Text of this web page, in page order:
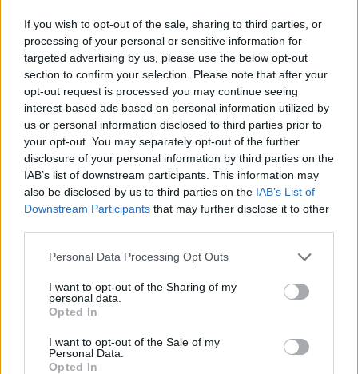
If you wish to opt-out of the sale, sharing to third parties, or
processing of your personal or sensitive information for
targeted advertising by us, please use the below opt-out
section to confirm your selection. Please note that after your
opt-out request is processed you may continue seeing
interest-based ads based on personal information utilized by
us or personal information disclosed to third parties prior to
your opt-out. You may separately opt-out of the further
disclosure of your personal information by third parties on the
IAB’s list of downstream participants. This information may
also be disclosed by us to third parties on the IAB’s List of
Downstream Participants that may further disclose it to other
Please note that this website/app uses one or more Google
not limited to your visit or usage behaviour. You may click to
grant or deny consent to Google and its third-party tags to
use your data for below specified purposes in below Google
consent section.
Personal Data Processing Opt Outs
I want to opt-out of the Sharing of my
personal data.
Opted In
I want to opt-out of the Sale of my
Personal Data.
Opted In
Μπάνε Πρέλεβιτς και Σκότι
Πίπεν: Δύο βιβλία που αξίζει να
διαβάσατε για τη σπουδαία
καριέρα τους
10/DEC/23 09:19
Έρχονται Χριστούγεννα, ημέρες χαράς και γιορτής για
όλους. Εσείς οι μπασκετικοί φανς δεν θα θέλατε ιδανικά
ένα ανάλογο δώρο;...
Αυτοδιοικητικές εκλογές 2023:
“Σάρωσε” ο Πρέλεβιτς στη
Sofo” στην Αττική
10/OCT/23 17:18
Από τα παρκέ και την ενασχόληση με το μπάσκετ στον...
Σχορτσιανίτης έπεισαν το...